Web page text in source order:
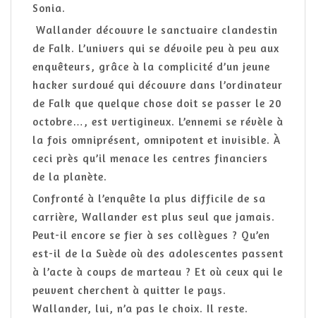
Sonia.
Wallander découvre le sanctuaire clandestin
de Falk. L’univers qui se dévoile peu à peu aux
enquêteurs, grâce à la complicité d’un jeune
hacker surdoué qui découvre dans l’ordinateur
de Falk que quelque chose doit se passer le 20
octobre…, est vertigineux. L’ennemi se révèle à
la fois omniprésent, omnipotent et invisible. À
ceci près qu’il menace les centres financiers
de la planète.
Confronté à l’enquête la plus difficile de sa
carrière, Wallander est plus seul que jamais.
Peut-il encore se fier à ses collègues ? Qu’en
est-il de la Suède où des adolescentes passent
à l’acte à coups de marteau ? Et où ceux qui le
peuvent cherchent à quitter le pays.
Wallander, lui, n’a pas le choix. Il reste.